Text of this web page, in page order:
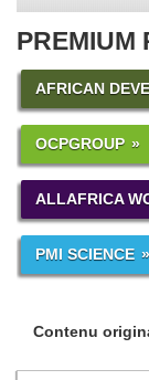
PREMIUM
AFRICAN
OCPGROUP
ALLAFRICA
PMI SCIENCE
Contenu